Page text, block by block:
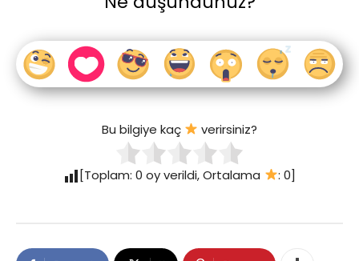
Bu bilgiye kaç verirsiniz?
[Toplam:0 oy verildi, Ortalama : 0]